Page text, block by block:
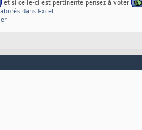
et si celle-ci est pertinente pensez à voter
dans Excel